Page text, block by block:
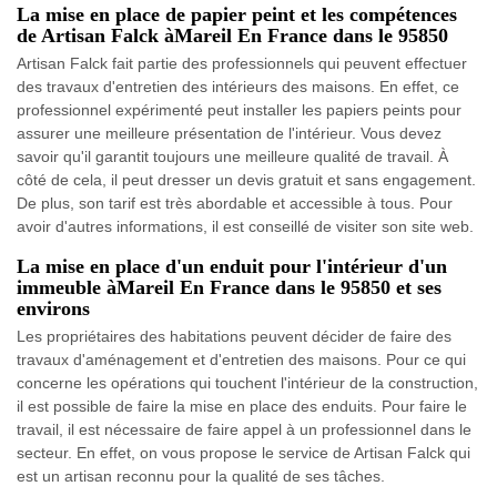
La mise en place de papier peint et les compétences
de Artisan Falck àMareil En France dans le 95850
Artisan Falck fait partie des professionnels qui peuvent effectuer
des travaux d'entretien des intérieurs des maisons. En effet, ce
professionnel expérimenté peut installer les papiers peints pour
assurer une meilleure présentation de l'intérieur. Vous devez
savoir qu'il garantit toujours une meilleure qualité de travail. À
côté de cela, il peut dresser un devis gratuit et sans engagement.
De plus, son tarif est très abordable et accessible à tous. Pour
avoir d'autres informations, il est conseillé de visiter son site web.
La mise en place d'un enduit pour l'intérieur d'un
immeuble àMareil En France dans le 95850 et ses
environs
Les propriétaires des habitations peuvent décider de faire des
travaux d'aménagement et d'entretien des maisons. Pour ce qui
concerne les opérations qui touchent l'intérieur de la construction,
il est possible de faire la mise en place des enduits. Pour faire le
travail, il est nécessaire de faire appel à un professionnel dans le
secteur. En effet, on vous propose le service de Artisan Falck qui
est un artisan reconnu pour la qualité de ses tâches.